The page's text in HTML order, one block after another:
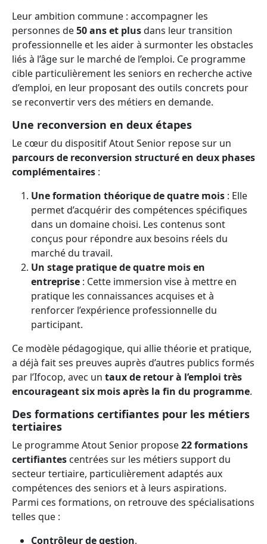
Leur ambition commune : accompagner les
personnes de50 ans et plusdans leur transition
professionnelle et les aider à surmonter les obstacles
liés à l’âge sur le marché de l’emploi. Ce programme
cible particulièrement les seniors en recherche active
d’emploi, en leur proposant des outils concrets pour
se reconvertir vers des métiers en demande.
Une reconversion en deux étapes
Le cœur du dispositif Atout Senior repose sur un
parcours de reconversion structuré en deux phases
complémentaires :
Une formation théorique de quatre mois : Elle
permet d’acquérir des compétences spécifiques
dans un domaine choisi. Les contenus sont
conçus pour répondre aux besoins réels du
marché du travail.
Un stage pratique de quatre mois en
entreprise : Cette immersion vise à mettre en
pratique les connaissances acquises et à
renforcer l’expérience professionnelle du
participant.
Ce modèle pédagogique, qui allie théorie et pratique,
a déjà fait ses preuves auprès d’autres publics formés
par l’Ifocop, avec un taux de retour à l’emploi très
encourageant six mois après la fin du programme.
Des formations certifiantes pour les métiers
tertiaires
Le programme Atout Senior propose22 formations
certifiantes centrées sur les métiers support du
secteur tertiaire, particulièrement adaptés aux
compétences des seniors et à leurs aspirations.
Parmi ces formations, on retrouve des spécialisations
telles que :
Contrôleur de gestion,